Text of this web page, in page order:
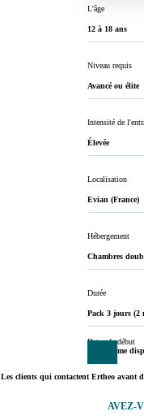
L'âge
12 à 18 ans
Niveau requis
Avancé ou élite
Intensité de
Élevée
Localisation
Evian (France)
Hébergement
Chambres
Durée
Pack 3 jours (2
Dates de début
Programme
Les clients qui contactent Ertheo avant
AVEZ-